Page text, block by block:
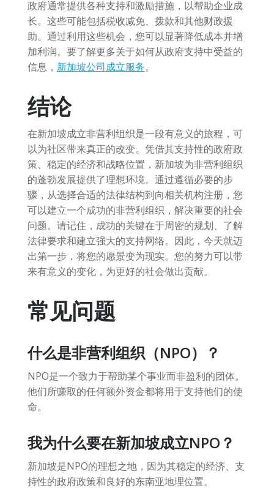
政府通常提供各种支持和激励措施，以帮助企业成
长。这些可能包括税收减免、拨款和其他财政援
助。通过利用这些机会，您可以显著降低成本并增
加利润。要了解更多关于如何从政府支持中受益的
信息， 新加坡公司成立服务。
结论
在新加坡成立非营利组织是一段有意义的旅程，可
以为社区带来真正的改变。凭借其支持性的政府政
策、稳定的经济和战略位置，新加坡为非营利组织
的蓬勃发展提供了理想环境。通过遵循必要的步
骤，从选择合适的法律结构到向相关机构注册，您
可以建立一个成功的非营利组织，解决重要的社会
问题。请记住，成功的关键在于周密的规划、了解
法律要求和建立强大的支持网络。因此，今天就迈
出第一步，将您的愿景变为现实。您的努力可以带
来有意义的变化，为更好的社会做出贡献。
常见问题
什么是非营利组织（NPO）？
NPO是一个致力于帮助某个事业而非盈利的团体。
他们所赚取的任何额外资金都将用于支持他们的使
命。
我为什么要在新加坡成立NPO？
新加坡是NPO的理想之地，因为其稳定的经济、支
持性的政府政策和良好的东南亚地理位置。